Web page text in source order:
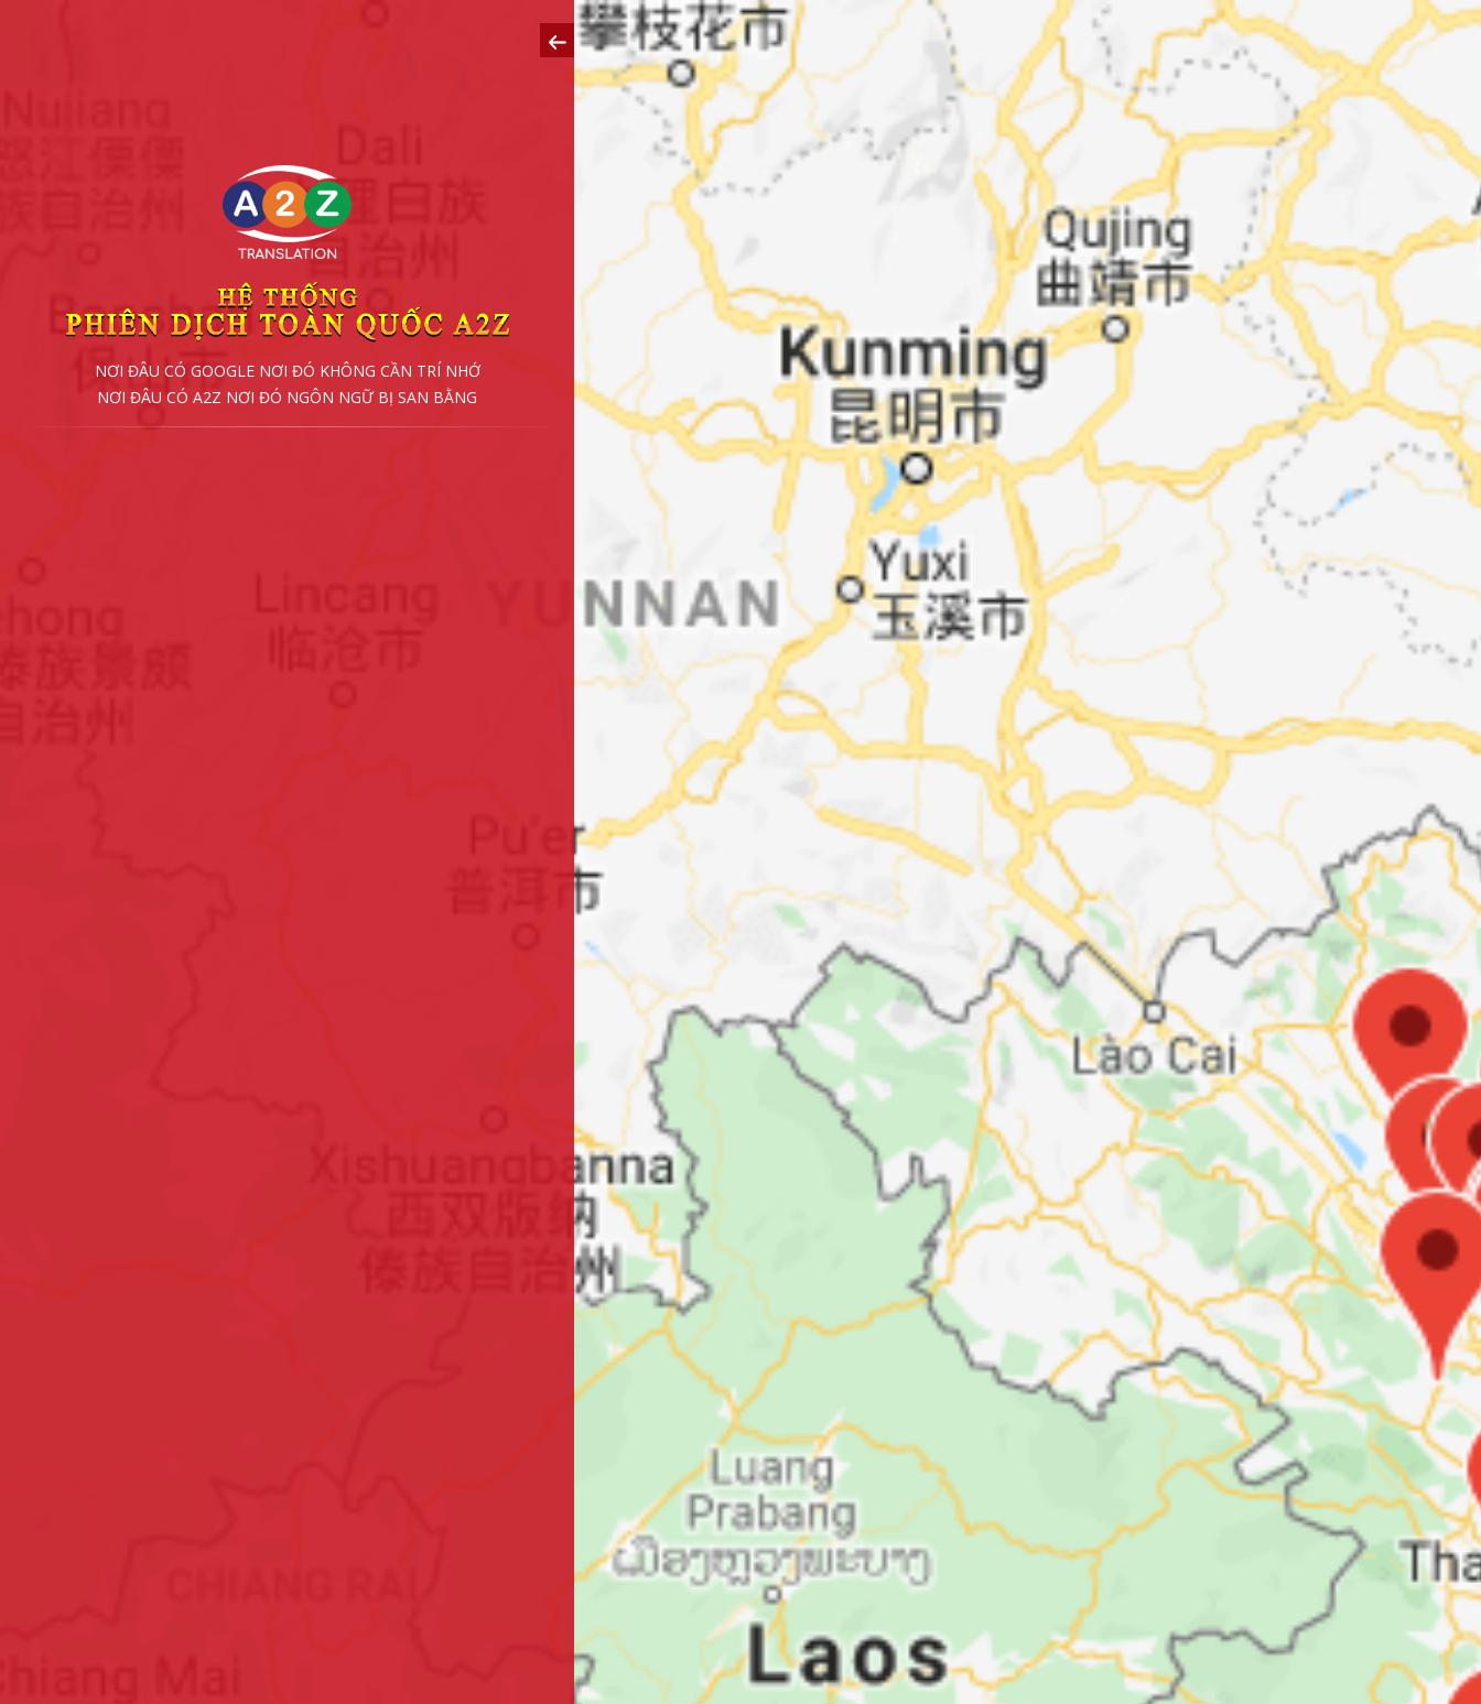
NƠI ĐÂU CÓ GOOGLE NƠI ĐÓ KHÔNG CẦN TRÍ NHỚ
NƠI ĐÂU CÓ A2Z NƠI ĐÓ NGÔN NGỮ BỊ SAN BẰNG